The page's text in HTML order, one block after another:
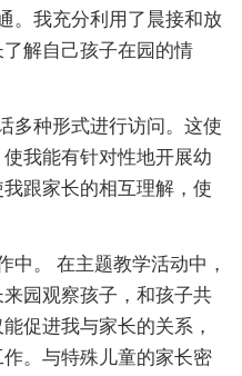
。我充分利用了晨接和放
解自己孩子在园的情
多种形式进行访问。这使
我能有针对性地开展幼
跟家长的相互理解，使
中。 在主题教学活动中，
园观察孩子，和孩子共
促进我与家长的关系，
。与特殊儿童的家长密